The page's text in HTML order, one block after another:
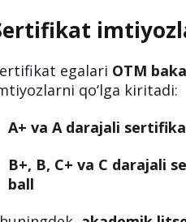
55 – 59,9 ball–B daraja
50 – 54,9 ball–C+ daraja
46 – 49,9 ball –C daraja
Sertifikat egalari